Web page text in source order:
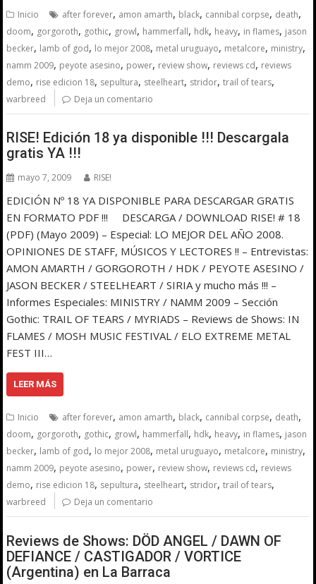
Inicio after forever, amon amarth, black, cannibal corpse, death,
doom, gorgoroth, gothic, growl, hammerfall, hdk, heavy, in flames, jason
becker, lamb of god, lo mejor 2008, metal uruguayo, metalcore, ministry,
namm 2009, peyote asesino, power, review show, reviews cd, reviews
demo, rise edicion 18, sepultura, steelheart, stridor,trail of tears,
warbreed Deja un comentario
RISE! Edición 18 ya disponible !!! Descargala
gratis YA !!!
mayo 7, 2009 RISE!
EDICIÓN Nº 18 YA DISPONIBLE PARA DESCARGAR GRATIS
EN FORMATO PDF !!! DESCARGA / DOWNLOAD RISE! # 18
(PDF) (Mayo 2009) – Especial: LO MEJOR DEL AÑO 2008.
OPINIONES DE STAFF, MÚSICOS Y LECTORES !! – Entrevistas:
AMON AMARTH / GORGOROTH / HDK / PEYOTE ASESINO /
JASON BECKER / STEELHEART / SIRIA y mucho más !!! –
Informes Especiales: MINISTRY / NAMM 2009 – Sección
Gothic: TRAIL OF TEARS / MYRIADS – Reviews de Shows: IN
FLAMES / MOSH MUSIC FESTIVAL / ELO EXTREME METAL
FEST III…
LEER MÁS
Inicio after forever, amon amarth, black, cannibal corpse, death,
doom, gorgoroth, gothic, growl, hammerfall, hdk, heavy, in flames, jason
becker, lamb of god, lo mejor 2008, metal uruguayo, metalcore, ministry,
namm 2009, peyote asesino, power, review show, reviews cd, reviews
demo, rise edicion 18, sepultura, steelheart, stridor,trail of tears,
warbreed Deja un comentario
Reviews de Shows: DÖD ANGEL / DAWN OF
DEFIANCE / CASTIGADOR / VORTICE
(Argentina) en La Barraca